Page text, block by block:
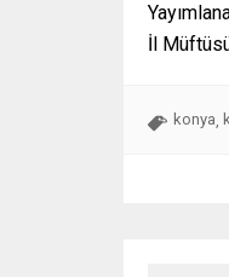
İl
konya,